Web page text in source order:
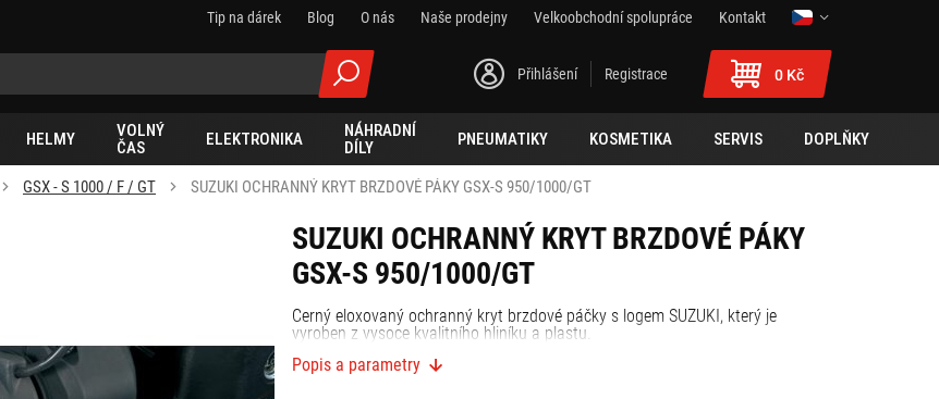
Tip na dárek Blog O nás Naše prodejny Velkoobchodní spolupráce
Kontakt
Přihlášení Registrace 0 Kč
HELMY
VOLNÝ
ČAS
ELEKTRONIKA
NÁHRADNÍ
DÍLY
PNEUMATIKY KOSMETIKA SERVIS DOPLŇKY
GSX - S 1000 / F / GT SUZUKI OCHRANNÝ KRYT BRZDOVÉ PÁKY GSX-S 950/1000/GT
SUZUKI OCHRANNÝ KRYT BRZDOVÉ PÁKY
GSX-S 950/1000/GT
Černý eloxovaný ochranný kryt brzdové páčky s logem SUZUKI, který je
vyroben z vysoce kvalitního hliníku a plastu.
Popis a parametry